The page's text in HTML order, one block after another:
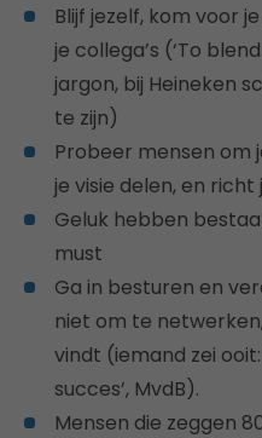
Blijf jezelf, kom voor
je collega’s (‘To
jargon, bij Heineken
te zijn)
Probeer mensen om
je visie delen, en
Geluk hebben
must
Ga in besturen en
niet om te
vindt (iemand zei
succes’, MvdB).
Mensen die zeggen